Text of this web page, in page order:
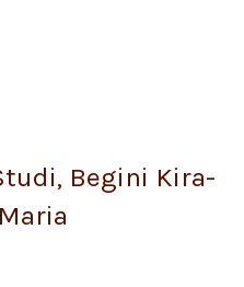
Begini Kira-